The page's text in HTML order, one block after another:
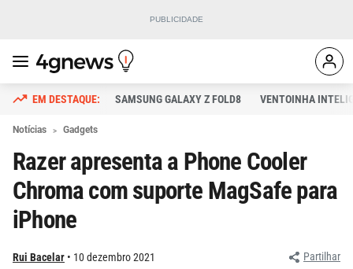
SAMSUNG GALAXY Z FOLD8 VENTOINHA
Notícias Gadgets
Razer apresenta a Phone Cooler
Chroma com suporte MagSafe para
iPhone
Rui Bacelar 10 dezembro 2021 Partilhar